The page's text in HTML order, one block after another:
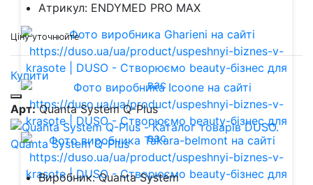
Атрикул: ENDYMED PRO MAX
Ціну уточнюйте
Купити
Арт:Quanta System Q-Plus
Quanta System Q-Plus
Виробник: Quanta System